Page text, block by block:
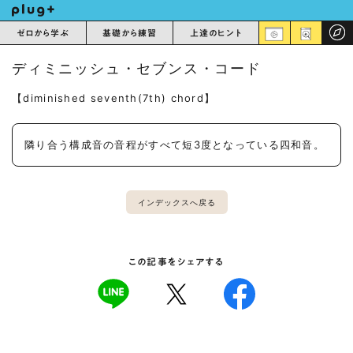
ゼロから学ぶ 基礎から練習 上達のヒント
ディミニッシュ・セブンス・コード
【diminished seventh(7th) chord】
隣り合う構成音の音程がすべて短3度となっている四和音。
インデックスへ戻る
この記事をシェアする